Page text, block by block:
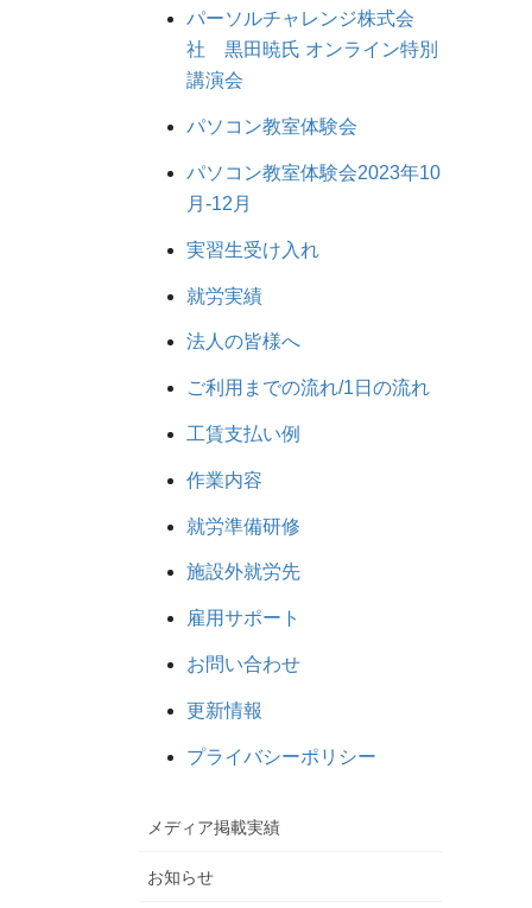
パーソルチャレンジ株式会
社 黒田暁氏 オンライン特別
講演会
パソコン教室体験会
パソコン教室体験会2023年10
月-12月
実習生受け入れ
就労実績
法人の皆様へ
ご利用までの流れ/1日の流れ
工賃支払い例
作業内容
就労準備研修
施設外就労先
雇用サポート
お問い合わせ
更新情報
プライバシーポリシー
メディア掲載実績
お知らせ